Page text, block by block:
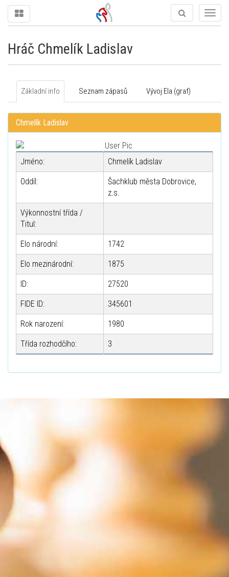
Hráč Chmelík Ladislav
Základní info Seznam zápasů Vývoj Ela (graf)
Chmelík Ladislav
Jméno: Chmelík Ladislav
Oddíl:
Šachklub města Dobrovice,
z.s.
Výkonnostní třída /
Titul:
Elo národní: 1742
Elo mezinárodní: 1875
ID: 27520
FIDE ID: 345601
Rok narození: 1980
Třída rozhodčího: 3